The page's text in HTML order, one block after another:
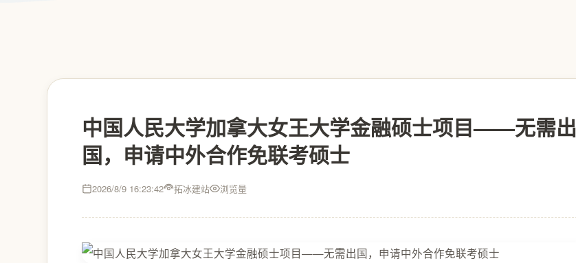
中国人民大学加拿大女王大学金融硕士项目——无需出
国，申请中外合作免联考硕士
2026/8/9 16:23:42 拓冰建站 浏览量